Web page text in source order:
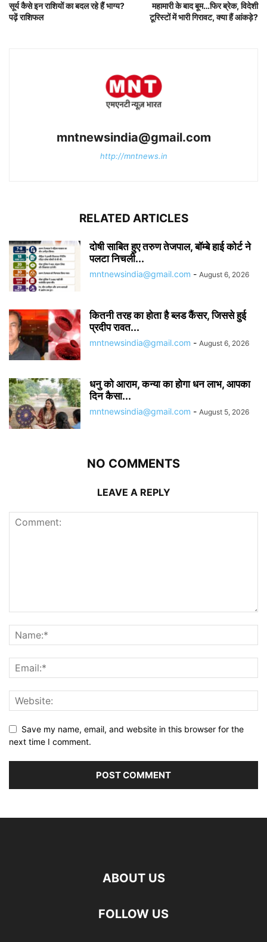
सूर्य कैसे इन राशियों का बदल रहे हैं भाग्य?
पढ़ें राशिफल
महामारी के बाद बूम…फिर ब्रेक, विदेशी
टूरिस्टों में भारी गिरावट, क्या हैं आंकड़े?
mntnewsindia@gmail.com
http://mntnews.in
RELATED ARTICLES
दोषी साबित हुए तरुण तेजपाल, बॉम्बे हाई कोर्ट ने
पलटा निचली...
mntnewsindia@gmail.com - August 6, 2026
कितनी तरह का होता है ब्लड कैंसर, जिससे हुई
प्रदीप रावत...
mntnewsindia@gmail.com - August 6, 2026
धनु को आराम, कन्या का होगा धन लाभ, आपका
दिन कैसा...
mntnewsindia@gmail.com - August 5, 2026
NO COMMENTS
LEAVE A REPLY
Save my name, email, and website in this browser for the
next time I comment.
ABOUT US
FOLLOW US